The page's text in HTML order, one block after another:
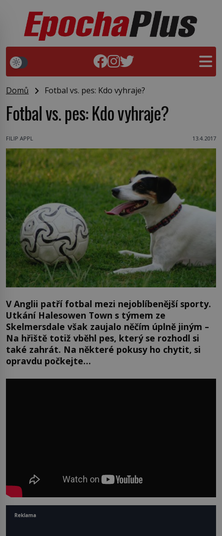
Domů Fotbal vs. pes: Kdo vyhraje?
Fotbal vs. pes: Kdo vyhraje?
FILIP APPL 13.4.2017
V Anglii patří fotbal mezi nejoblíbenější sporty.
Utkání Halesowen Town s týmem ze
Skelmersdale však zaujalo něčím úplně jiným –
Na hřiště totiž vběhl pes, který se rozhodl si
také zahrát. Na některé pokusy ho chytit, si
opravdu počkejte…
Reklama